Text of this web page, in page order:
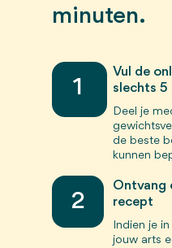
minuten.
Vul de
slechts 5
Ontvang
recept
Deel je
de beste
kunnen
Indien je
jouw arts
1
2